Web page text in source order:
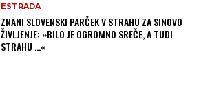
ESTRADA
ZNANI SLOVENSKI PARČEK V STRAHU ZA SINOVO
ŽIVLJENJE: »BILO JE OGROMNO SREČE, A TUDI
STRAHU …«